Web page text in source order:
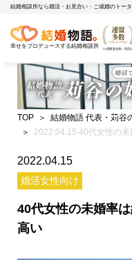
結婚相談所なら婚活・お見合い・ご成婚のトー
幸せをプロデュースする結婚相談所
TOP
結婚物語 代表・苅谷
2022.04.15 40代女性の
2022.04.15
婚活女性向け
40代女性の未婚率
高い